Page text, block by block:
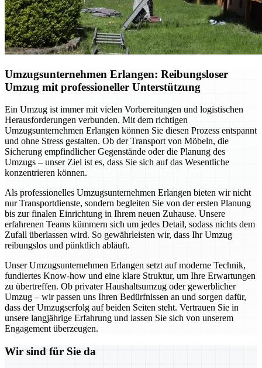
Umzugsunternehmen Erlangen: Reibungsloser
Umzug mit professioneller Unterstützung
Ein Umzug ist immer mit vielen Vorbereitungen und logistischen
Herausforderungen verbunden. Mit dem richtigen
Umzugsunternehmen Erlangen können Sie diesen Prozess entspannt
und ohne Stress gestalten. Ob der Transport von Möbeln, die
Sicherung empfindlicher Gegenstände oder die Planung des
Umzugs – unser Ziel ist es, dass Sie sich auf das Wesentliche
konzentrieren können.
Als professionelles Umzugsunternehmen Erlangen bieten wir nicht
nur Transportdienste, sondern begleiten Sie von der ersten Planung
bis zur finalen Einrichtung in Ihrem neuen Zuhause. Unsere
erfahrenen Teams kümmern sich um jedes Detail, sodass nichts dem
Zufall überlassen wird. So gewährleisten wir, dass Ihr Umzug
reibungslos und pünktlich abläuft.
Unser Umzugsunternehmen Erlangen setzt auf moderne Technik,
fundiertes Know-how und eine klare Struktur, um Ihre Erwartungen
zu übertreffen. Ob privater Haushaltsumzug oder gewerblicher
Umzug – wir passen uns Ihren Bedürfnissen an und sorgen dafür,
dass der Umzugserfolg auf beiden Seiten steht. Vertrauen Sie in
unsere langjährige Erfahrung und lassen Sie sich von unserem
Engagement überzeugen.
Wir sind für Sie da